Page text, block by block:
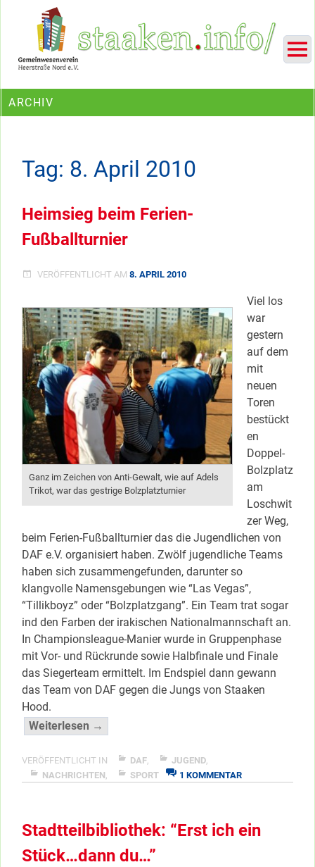
Ein Projekt des Gemeinwesenvereins Heerstraße Nord
ARCHIV
Tag: 8. April 2010
Heimsieg beim Ferien-
Fußballturnier
VERÖFFENTLICHT AM 8. APRIL 2010
Ganz im Zeichen von Anti-Gewalt, wie auf Adels
Trikot, war das gestrige Bolzplatzturnier
Viel los
war
gestern
auf dem
mit
neuen
Toren
bestückt
en
Doppel-
Bolzplatz
am
Loschwit
zer Weg,
beim Ferien-Fußballturnier das die Jugendlichen von
DAF e.V. organisiert haben. Zwölf jugendliche Teams
haben sich zusammengefunden, darunter so
klangvolle Namensgebungen wie “Las Vegas”,
“Tillikboyz” oder “Bolzplatzgang”. Ein Team trat sogar
ind den Farben der irakischen Nationalmannschaft an.
In Championsleague-Manier wurde in Gruppenphase
mit Vor- und Rückrunde sowie Halbfinale und Finale
das Siegerteam ermittelt. Im Endspiel dann gewann
das Team von DAF gegen die Jungs von Staaken
Hood.
Weiterlesen →
Ferien-
Fußballturnier”
VERÖFFENTLICHT IN DAF, JUGEND,
NACHRICHTEN, SPORT 1 KOMMENTARZU
Stadtteilbibliothek: “Erst ich ein
Stück…dann du…”